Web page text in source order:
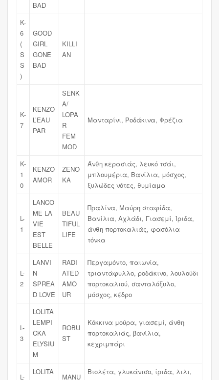
BAD
K-
6
(
S
S
)
GOOD
GIRL
GONE
BAD
KILLI
AN
K-
7
KENZO
L’EAU
PAR
SENK
A/
LOPA
R
FEM
MOD
Μανταρίνι, Ροδάκινα, Φρέζια
K-
1
0
KENZO
AMOR
ZENO
KA
Άνθη κερασιάς, λευκό τσάι,
μπλουμέρια, Βανίλια, μόσχος,
ξυλώδες νότες, θυμίαμα
L-
1
LANCO
ME LA
VIE
EST
BELLE
BEAU
TIFUL
LIFE
Πραλίνα, Μαύρη σταφίδα,
Βανίλια, Αχλάδι, Γιασεμί, Ίριδα,
άνθη πορτοκαλιάς, φασόλια
τόνκα
L-
2
LANVI
N
SPREA
D LOVE
RADI
ATED
AMO
UR
Περγαμόντο, παιωνία,
τριαντάφυλλο, ροδάκινο, λουλούδι
πορτοκαλιού, σανταλόξυλο,
μόσχος, κέδρο
L-
3
LOLITA
LEMPI
CKA
ELYSIU
M
ROBU
ST
Κόκκινα μούρα, γιασεμί, άνθη
πορτοκαλιάς, βανίλια,
κεχριμπάρι
L-
LOLITA
MANU
Βιολέτα, γλυκάνισο, ίριδα, λιλι,